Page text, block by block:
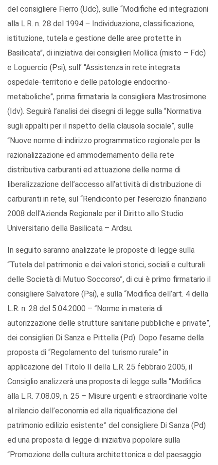
del consigliere Fierro (Udc), sulle “Modifiche ed integrazioni
alla L.R. n. 28 del 1994 – Individuazione, classificazione,
istituzione, tutela e gestione delle aree protette in
Basilicata”, di iniziativa dei consiglieri Mollica (misto – Fdc)
e Loguercio (Psi), sull’ “Assistenza in rete integrata
ospedale-territorio e delle patologie endocrino-
metaboliche”, prima firmataria la consigliera Mastrosimone
(Idv). Seguirà l’analisi dei disegni di legge sulla “Normativa
sugli appalti per il rispetto della clausola sociale”, sulle
“Nuove norme di indirizzo programmatico regionale per la
razionalizzazione ed ammodernamento della rete
distributiva carburanti ed attuazione delle norme di
liberalizzazione dell’accesso all’attività di distribuzione di
carburanti in rete, sul “Rendiconto per l’esercizio finanziario
2008 dell’Azienda Regionale per il Diritto allo Studio
Universitario della Basilicata – Ardsu.
In seguito saranno analizzate le proposte di legge sulla
“Tutela del patrimonio e dei valori storici, sociali e culturali
delle Società di Mutuo Soccorso”, di cui è primo firmatario il
consigliere Salvatore (Psi), e sulla “Modifica dell’art. 4 della
L.R. n. 28 del 5.04.2000 – “Norme in materia di
autorizzazione delle strutture sanitarie pubbliche e private”,
dei consiglieri Di Sanza e Pittella (Pd). Dopo l’esame della
proposta di “Regolamento del turismo rurale” in
applicazione del Titolo II della L.R. 25 febbraio 2005, il
Consiglio analizzerà una proposta di legge sulla “Modifica
alla L.R. 7.08.09, n. 25 – Misure urgenti e straordinarie volte
al rilancio dell’economia ed alla riqualificazione del
patrimonio edilizio esistente” del consigliere Di Sanza (Pd)
ed una proposta di legge di iniziativa popolare sulla
“Promozione della cultura architettonica e del paesaggio